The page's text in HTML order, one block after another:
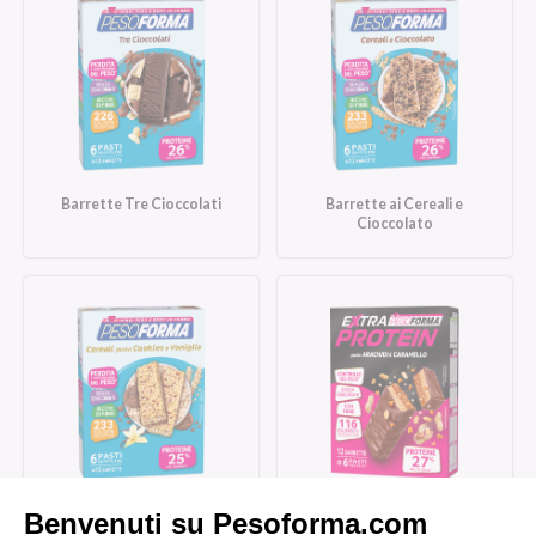
Barrette Tre Cioccolati
Barrette ai Cereali e
Cioccolato
Barrette cereali gusto
cookies e vaniglia
Arachidi Caramello